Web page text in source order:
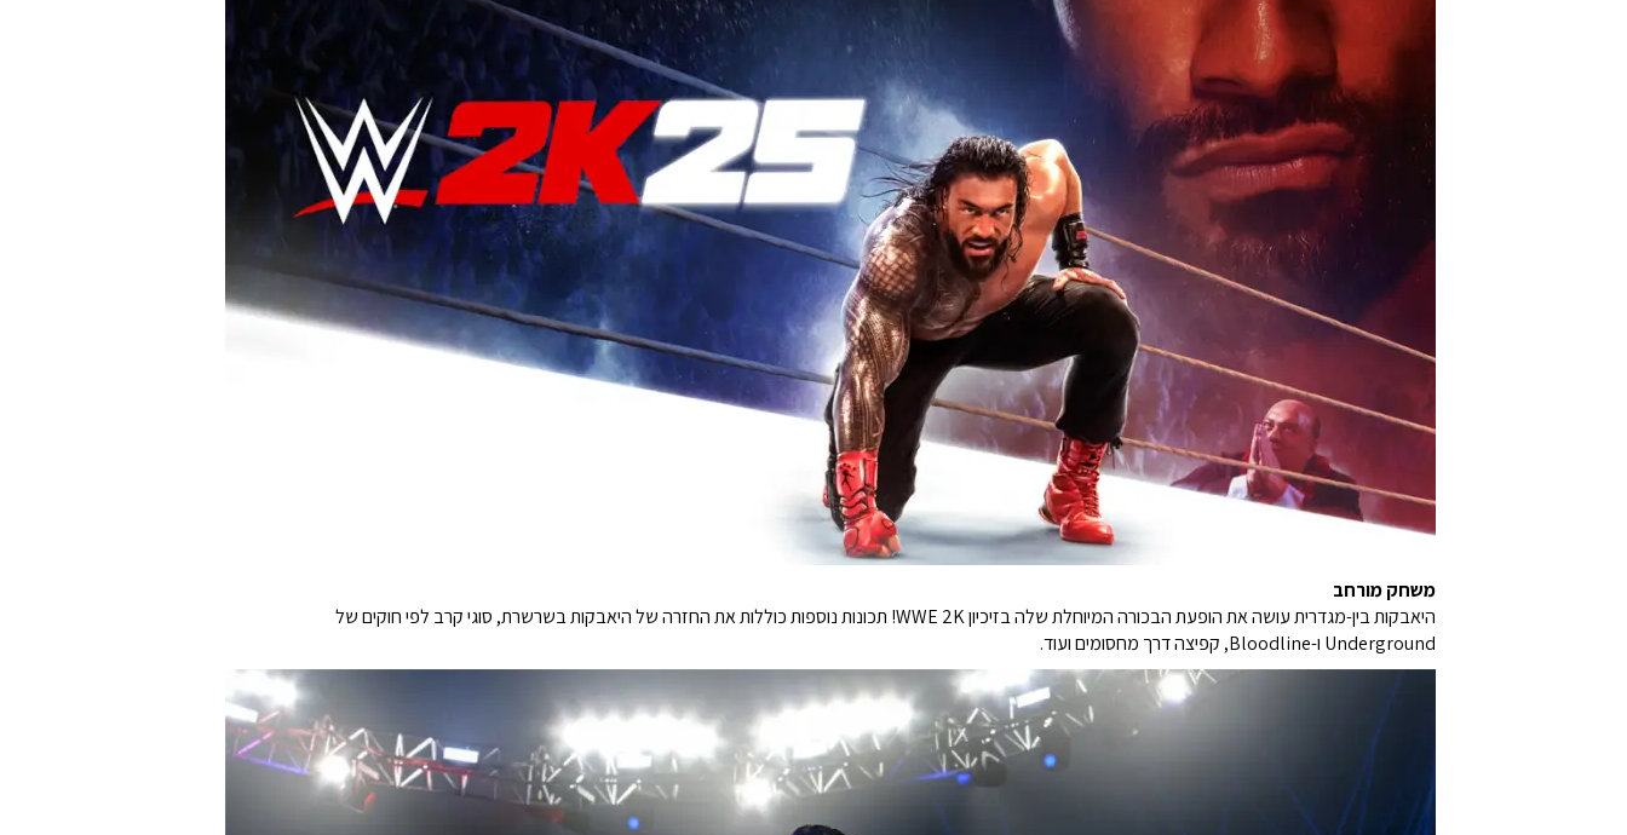
משחק מורחב
היאבקות בין-מגדרית עושה את הופעת הבכורה המיוחלת שלה בזיכיון WWE 2K! תכונות נוספות כוללות את החזרה של היאבקות בשרשרת, סוגי קרב לפי חוקים של
Underground ו-Bloodline, קפיצה דרך מחסומים ועוד.